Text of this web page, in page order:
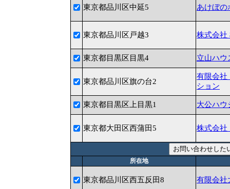
東京都品川区中延5 あけぼの
東京都品川区戸越3 株式会社
東京都目黒区目黒4 立山ハウ
東京都品川区旗の台2
有限会社
ション
東京都目黒区上目黒1 大公ハウ
東京都大田区西蒲田5 株式会社
所在地
東京都品川区西五反田8 有限会社